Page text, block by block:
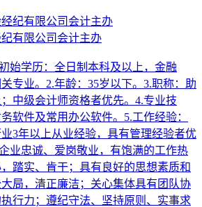
有限公司会计主办
始学历：全日制本科及以上，金融
专业。2.年龄：35岁以下。3.职称：助
中级会计师资格者优先。4.专业技
软件及常用办公软件。5.工作经验：
3年以上从业经验，具有管理经验者优
业忠诚、爱岗敬业，有饱满的工作热
踏实、肯干；具有良好的思想素质和
局，清正廉洁；关心集体具有团队协
行力；遵纪守法、坚持原则、实事求